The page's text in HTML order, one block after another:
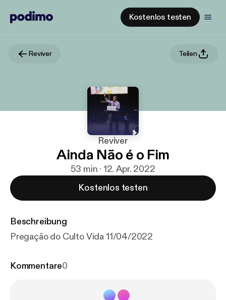
Kostenlos testen
Reviver Teilen
Reviver
Ainda Não é o Fim
53 min · 12. Apr. 2022
Kostenlos testen
Beschreibung
Pregação do Culto Vida 11/04/2022
Kommentare0